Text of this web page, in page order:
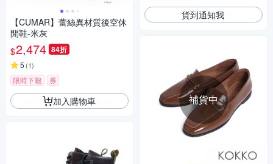
【CUMAR】蕾絲異材質後空休
閒鞋-米灰
$2,474 84折
5 (1)
限時下殺 券
加入購物車
貨到通知我
補貨中